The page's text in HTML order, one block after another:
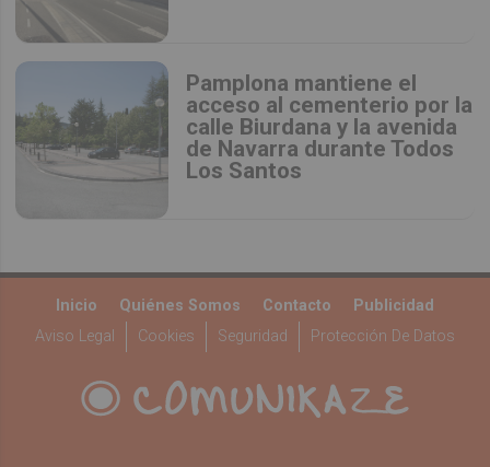
Pamplona mantiene el
acceso al cementerio por la
calle Biurdana y la avenida
de Navarra durante Todos
Los Santos
Inicio Quiénes Somos Contacto
Publicidad
Aviso Legal
Cookies Seguridad Protección De Datos